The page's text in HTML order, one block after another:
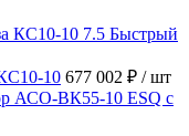
Быстрый
10 677 002 ₽ / шт